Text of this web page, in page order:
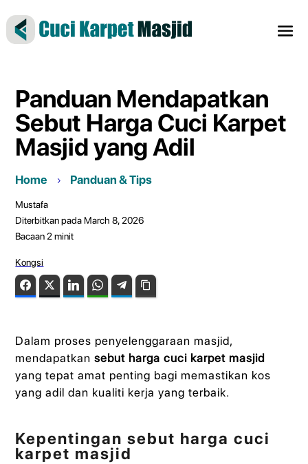
Panduan Mendapatkan
Sebut Harga Cuci Karpet
Masjid yang Adil
Home Panduan & Tips
Mustafa
Diterbitkan pada March 8, 2026
Bacaan 2 minit
Kongsi
FacebookTwitter LinkedIn WhatsAppTelegram
Dalam proses penyelenggaraan masjid,
mendapatkansebut harga cuci karpet masjid
yang tepat amat penting bagi memastikan kos
yang adil dan kualiti kerja yang terbaik.
Kepentingan sebut harga cuci
karpet masjid